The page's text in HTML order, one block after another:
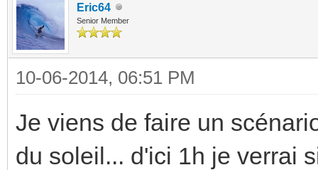
Eric64
Senior Member
10-06-2014, 06:51 PM
Je viens de faire un
du soleil... d'ici 1h je verrai